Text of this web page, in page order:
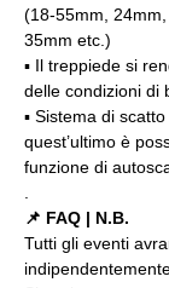
(18-55mm,
35mm etc.)
▪️ Il treppiede si
delle condizioni di
▪️ Sistema di
quest’ultimo è
funzione di
📌 FAQ | N.B.
Tutti gli eventi